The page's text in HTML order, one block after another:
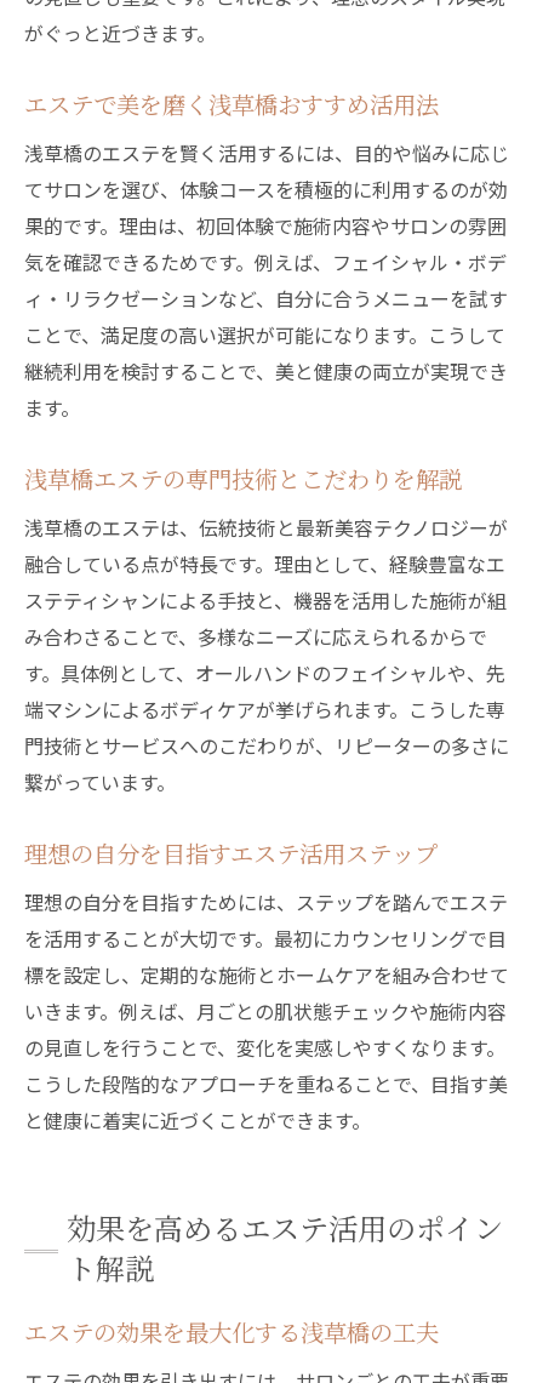
がぐっと近づきます。
エステで美を磨く浅草橋おすすめ活用法
浅草橋のエステを賢く活用するには、目的や悩みに応じ
てサロンを選び、体験コースを積極的に利用するのが効
果的です。理由は、初回体験で施術内容やサロンの雰囲
気を確認できるためです。例えば、フェイシャル・ボデ
ィ・リラクゼーションなど、自分に合うメニューを試す
ことで、満足度の高い選択が可能になります。こうして
継続利用を検討することで、美と健康の両立が実現でき
ます。
浅草橋エステの専門技術とこだわりを解説
浅草橋のエステは、伝統技術と最新美容テクノロジーが
融合している点が特長です。理由として、経験豊富なエ
ステティシャンによる手技と、機器を活用した施術が組
み合わさることで、多様なニーズに応えられるからで
す。具体例として、オールハンドのフェイシャルや、先
端マシンによるボディケアが挙げられます。こうした専
門技術とサービスへのこだわりが、リピーターの多さに
繋がっています。
理想の自分を目指すエステ活用ステップ
理想の自分を目指すためには、ステップを踏んでエステ
を活用することが大切です。最初にカウンセリングで目
標を設定し、定期的な施術とホームケアを組み合わせて
いきます。例えば、月ごとの肌状態チェックや施術内容
の見直しを行うことで、変化を実感しやすくなります。
こうした段階的なアプローチを重ねることで、目指す美
と健康に着実に近づくことができます。
効果を高めるエステ活用のポイン
ト解説
エステの効果を最大化する浅草橋の工夫